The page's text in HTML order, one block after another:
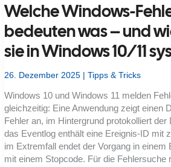
Welche Windows-
bedeuten was – und
sie in Windows 10/11
26. Dezember 2025 |Tipps & Tricks
Windows 10 und Windows 11 melden
gleichzeitig: Eine Anwendung zeigt einen
Fehler an, im Hintergrund protokolliert der
das Eventlog enthält eine Ereignis-ID mit
im Extremfall endet der Vorgang in einem
mit einem Stopcode. Für die Fehlersuche